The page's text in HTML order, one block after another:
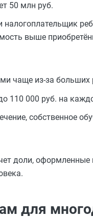
50 млн руб.
выше
чаще из-за больших
110 000 руб. на
собственное
доли, оформленные
для